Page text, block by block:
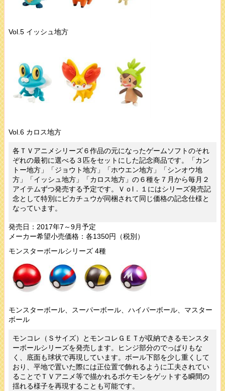
Vol.5 イッシュ地方
Vol.6 カロス地方
各ＴＶアニメシリーズ６作品の元になったゲームソフトのそれ
ぞれの最初に選べる３匹をセットにした記念商品です。「カン
トー地方」「ジョウト地方」「ホウエン地方」「シンオウ地
方」「イッシュ地方」「カロス地方」の６種を７月から毎月２
アイテムずつ発売する予定です。Ｖｏl．１にはシリーズ発売記
念として特別にピカチュウが同梱されて同じ価格の記念仕様と
なっています。
発売日：2017年7～9月予定
メーカー希望小売価格：各1350円（税別）
モンスターボールシリーズ 4種
モンスターボール、スーパーボール、ハイパーボール、マスター
ボール
モンコレ（Ｓサイズ）とモンコレＧＥＴが収納できるモンスタ
ーボールシリーズを発売します。ヒンジ部分のでっぱりもな
く、底面も球状で再現しています。ボール下部を少し重くして
おり、平地で置いた際には正位置で飾れるように工夫されてい
ることでＴＶアニメ等で描かれるポケモンをゲットする瞬間の
揺れる様子を再現することも可能です。